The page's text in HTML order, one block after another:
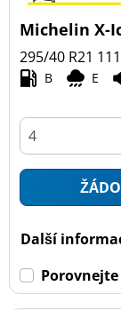
Michelin X-
295/40 R21 111
B E
Další
Porovnejte